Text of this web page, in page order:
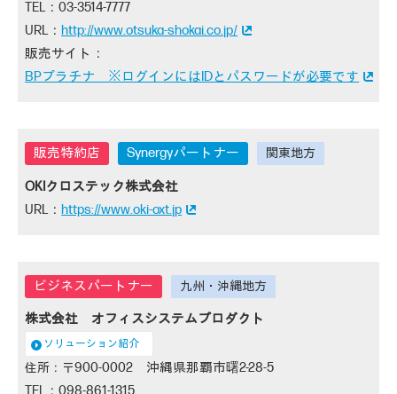
03-3514-7777
http://www.otsuka-shokai.co.jp/
BPプラチナ ※ログインにはIDとパスワードが必要です
Synergyパートナー
OKIクロステック株式会社
https://www.oki-oxt.jp
株式会社 オフィスシステムプロダクト
ソリューション紹介
900-0002 沖縄県那覇市曙2-28-5